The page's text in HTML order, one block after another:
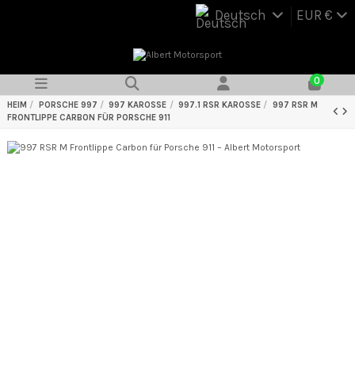
Deutsch EUR €
0
HEIM PORSCHE 997 997 KAROSSE 997.1 RSR KAROSSE
997 RSR M
FRONTLIPPE CARBON FÜR PORSCHE 911